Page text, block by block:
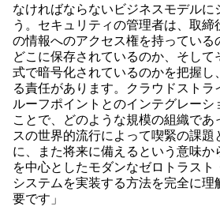
なければならないビジネスモデルに
う。セキュリティの管理者は、取
の情報へのアクセス権を持っている
どこに保存されているのか、そし
式で暗号化されているのかを把握し
る責任があります。クラウドスト
ルーフポイントとのインテグレーシ
ことで、どのような規模の組織で
スの世界的流行によって喫緊の課
に、また将来に備えるという意味か
を中心としたモダンなゼロトラスト
システムを実装する方法を完全に
要です」